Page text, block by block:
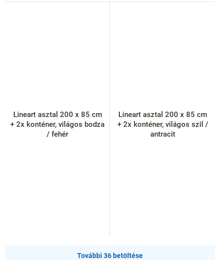
Lineart asztal 200 x 85 cm
+ 2x konténer, világos bodza
/ fehér
Lineart asztal 200 x 85 cm
+ 2x konténer, világos szil /
antracit
További 36 betöltése